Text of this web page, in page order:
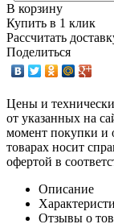
В корзину
Купить в 1 клик
Рассчитать
Поделиться
Цены и
от указанных на
момент покупки и
товарах носит
офертой в
Описание
Отзывы о